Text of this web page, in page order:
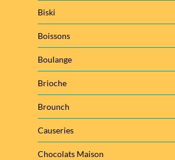
Biski
Boissons
Boulange
Brioche
Brounch
Causeries
Chocolats Maison